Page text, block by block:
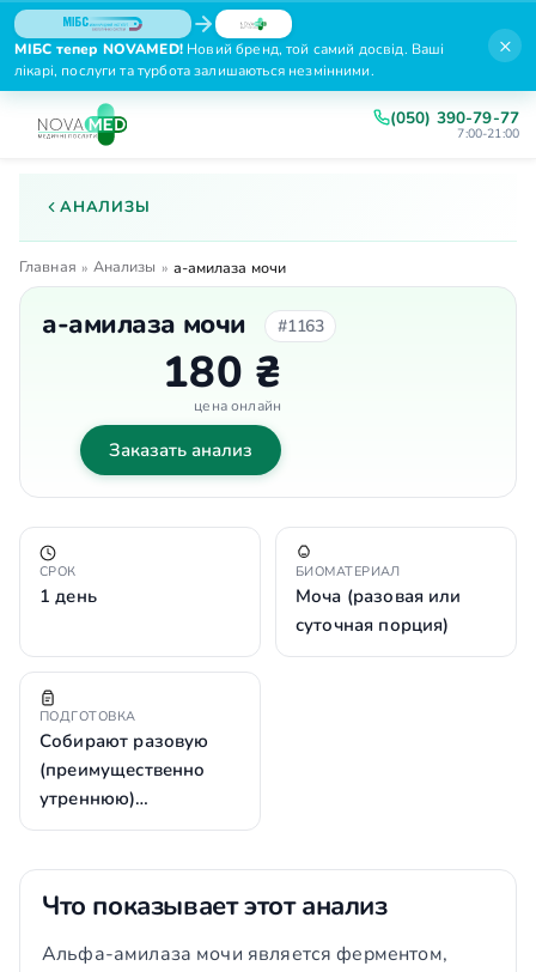
МІБС тепер NOVAMED!Новий бренд, той самий досвід. Ваші
лікарі, послуги та турбота залишаються незмінними.
×
(050) 390-79-77
7:00-21:00
АНАЛИЗЫ
Главная » Анализы » а-амилаза мочи
а-амилаза мочи #1163
180 ₴
цена онлайн
Заказать анализ
СРОК
1 день
БИОМАТЕРИАЛ
Моча (разовая или
суточная порция)
ПОДГОТОВКА
Собирают разовую
(преимущественно
утреннюю)…
Что показывает этот анализ
Альфа-амилаза мочи является ферментом,